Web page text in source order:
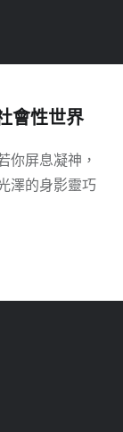
會性世界
你屏息凝神，
澤的身影靈巧